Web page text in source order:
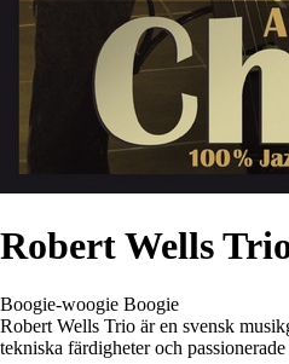
Robert Wells
Boogie-woogie Boogie
Robert Wells Trio är en svensk
tekniska färdigheter och